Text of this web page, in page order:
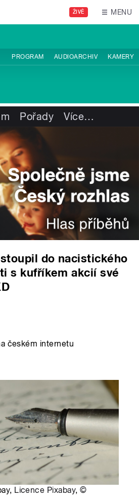
ŽIVĚ MENU
PROGRAM AUDIOARCHIV KAMERY
Pořady Více…
do nacistického
s kufříkem akcií své
českém internetu
Licence Pixabay,©